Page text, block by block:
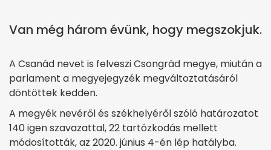
Van még három évünk, hogy megszokjuk.
A Csanád nevet is felveszi Csongrád megye, miután a
parlament a megyejegyzék megváltoztatásáról
döntöttek kedden.
A megyék nevéről és székhelyéről szóló határozatot
140 igen szavazattal, 22 tartózkodás mellett
módosították, az 2020. június 4-én lép hatályba.